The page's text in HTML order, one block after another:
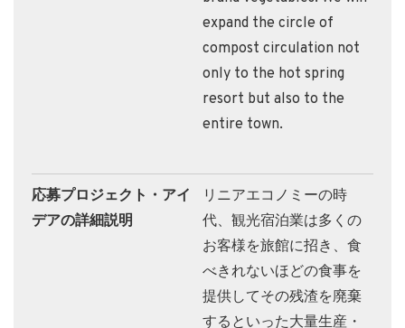
expand the circle of
compost circulation not
only to the hot spring
resort but also to the
entire town.
応募プロジェクト・アイ
デアの詳細説明
リニアエコノミーの時
代、観光宿泊業は多くの
お客様を旅館に招き、食
べきれないほどの食事を
提供してその残渣を廃棄
するといった大量生産・